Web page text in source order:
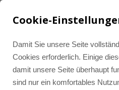
LinkedIn
Alle Beiträge
Tools und Ressourcen
Cookie-
Damit Sie unsere Seite
Cookies erforderlich. Einige
damit unsere Seite überhaupt
sind nur ein komfortables